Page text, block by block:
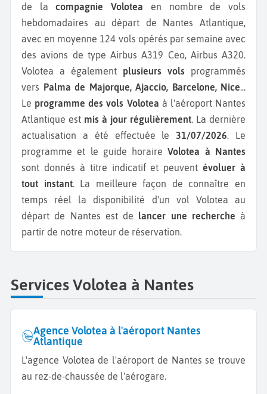
de lacompagnie Volotea en nombre de vols
hebdomadaires au départ de Nantes Atlantique,
avec en moyenne 124 vols opérés par semaine avec
des avions de type Airbus A319 Ceo, Airbus A320.
Volotea a également plusieurs vols programmés
vers Palma de Majorque, Ajaccio, Barcelone, Nice...
Le programme des vols Volotea à l'aéroport Nantes
Atlantique est mis à jour régulièrement. La dernière
actualisation a été effectuée le31/07/2026. Le
programme et le guide horaireVolotea à Nantes
sont donnés à titre indicatif et peuventévoluer à
tout instant. La meilleure façon de connaître en
temps réel la disponibilité d'un vol Volotea au
départ de Nantes est de lancer une recherche à
partir de notre moteur de réservation.
Services Volotea à Nantes
Agence Volotea à l'aéroport Nantes
Atlantique
L'agence Volotea de l'aéroport de Nantes se trouve
au rez-de-chaussée de l'aérogare.